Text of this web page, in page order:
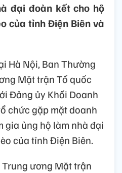
đại đoàn kết cho hộ
của tỉnh Điện Biên và
Hà Nội, Ban Thường
Mặt trận Tổ quốc
Đảng ủy Khối Doanh
chức gặp mặt doanh
gia ủng hộ làm nhà đại
của tỉnh Điện Biên.
ương Mặt trận